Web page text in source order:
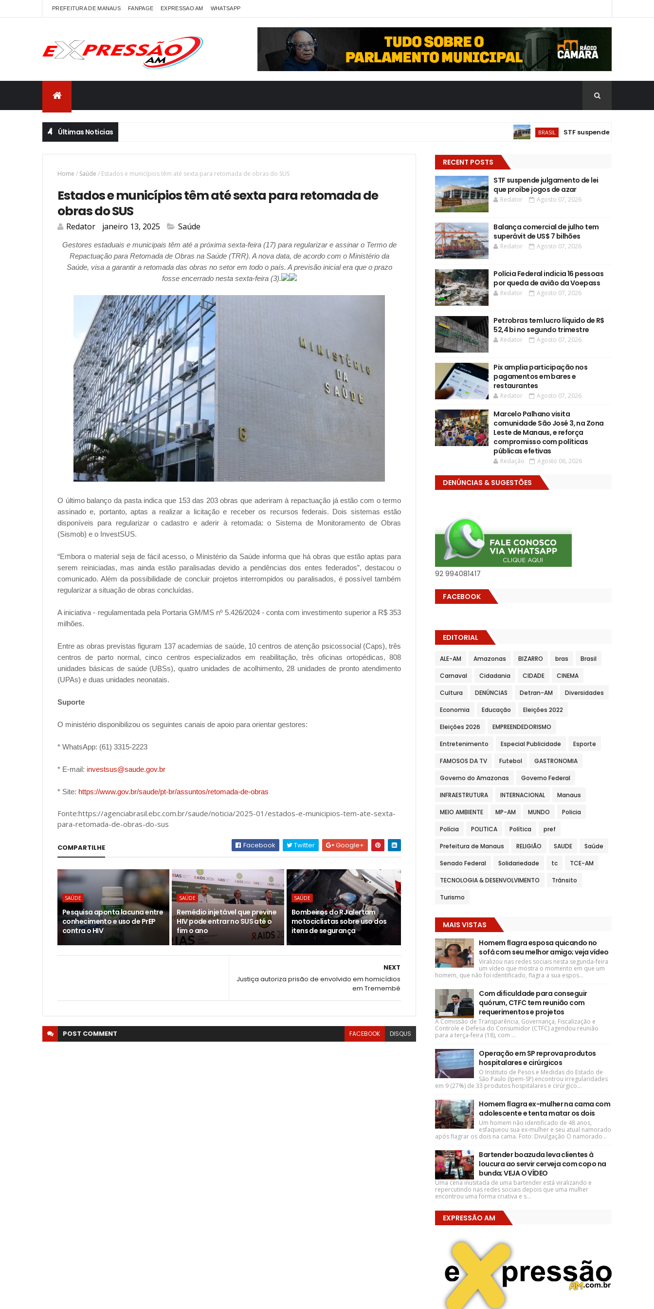
PREFEITURA DE MANAUS FANPAGE EXPRESSAO AM WHATSAPP
Últimas Noticias BRASIL STF suspende julgamento de
Home / Saúde / Estados e municípios têm até sexta para retomada de obras do SUS
Estados e municípios têm até sexta para retomada de
obras do SUS
Redator janeiro 13, 2025 Saúde
Gestores estaduais e municipais têm até a próxima sexta-feira (17) para regularizar e assinar o Termo de
Repactuação para Retomada de Obras na Saúde (TRR). A nova data, de acordo com o Ministério da
Saúde, visa a garantir a retomada das obras no setorem todo o país. A previsão inicial era que o prazo
fosse encerrado nesta sexta-feira (3).
O último balanço da pasta indica que 153 das 203 obras que aderiram à repactuação já estão com o termo
assinado e, portanto, aptas a realizar a licitação e receber os recursos federais. Dois sistemas estão
disponíveis para regularizar o cadastro e aderir à retomada: o Sistema de Monitoramento de Obras
(Sismob) e o InvestSUS.
“Embora o material seja de fácil acesso, o Ministério da Saúde informa que há obras que estão aptas para
serem reiniciadas, mas ainda estão paralisadas devido a pendências dos entes federados”, destacou o
comunicado. Além da possibilidade de concluir projetos interrompidos ou paralisados, é possível também
regularizar a situação de obras concluídas.
A iniciativa - regulamentada pela Portaria GM/MS nº 5.426/2024 - conta com investimento superior a R$ 353
milhões.
Entre as obras previstas figuram 137 academias de saúde, 10 centros de atenção psicossocial (Caps), três
centros de parto normal, cinco centros especializados em reabilitação, três oficinas ortopédicas, 808
unidades básicas de saúde (UBSs), quatro unidades de acolhimento, 28 unidades de pronto atendimento
(UPAs) e duas unidades neonatais.
Suporte
O ministério disponibilizou os seguintes canais de apoio para orientar gestores:
* WhatsApp: (61) 3315-2223
* E-mail: investsus@saude.gov.br
* Site: https://www.gov.br/saude/pt-br/assuntos/retomada-de-obras
Fonte:https://agenciabrasil.ebc.com.br/saude/noticia/2025-01/estados-e-municipios-tem-ate-sexta-
para-retomada-de-obras-do-sus
COMPARTILHE Facebook Twitter Google+
SAÚDE
Pesquisa aponta lacuna entre
conhecimento e uso de PrEP
contra o HIV
SAÚDE
Remédio injetável que previne
HIV pode entrar no SUS até o
fim o ano
SAÚDE
Bombeiros do RJ alertam
motociclistas sobre uso dos
itens de segurança
NEXT
Justiça autoriza prisão de envolvido em homicídios
em Tremembé
POST COMMENT FACEBOOK DISQUS
RECENT POSTS
STF suspende julgamento de lei
que proíbe jogos de azar
Redator Agosto 07, 2026
Balança comercial de julho tem
superávit de US$ 7 bilhões
Redator Agosto 07, 2026
Polícia Federal indicia 16 pessoas
por queda de avião da Voepass
Redator Agosto 07, 2026
Petrobras tem lucro líquido de R$
52,4 bi no segundo trimestre
Redator Agosto 07, 2026
Pix amplia participação nos
pagamentos em bares e
restaurantes
Redator Agosto 07, 2026
Marcelo Palhano visita
comunidade São José 3, na Zona
Leste de Manaus, e reforça
compromisso com políticas
públicas efetivas
Redação Agosto 06, 2026
DENÚNCIAS & SUGESTÕES
92 994081417
FACEBOOK
EDITORIAL
ALE-AM Amazonas BIZARRO bras Brasil
Carnaval Cidadania CIDADE CINEMA
Cultura DENÚNCIAS Detran-AM Diversidades
Economia Educação Eleições 2022
Eleições 2026 EMPREENDEDORISMO
Entretenimento Especial Publicidade Esporte
FAMOSOS DA TV Futebol GASTRONOMIA
Governo do Amazonas Governo Federal
INFRAESTRUTURA INTERNACIONAL Manaus
MEIO AMBIENTE MP-AM MUNDO Policia
Polícia POLITICA Política pref
Prefeitura de Manaus RELIGIÃO SAUDE Saúde
Senado Federal Solidariedade tc TCE-AM
TECNOLOGIA & DESENVOLVIMENTO Trânsito
Turismo
MAIS VISTAS
Homem flagra esposa quicando no
sofá com seu melhor amigo; veja vídeo
Viralizou nas redes sociais nesta segunda-feira
um vídeo que mostra o momento em que um
homem, que não foi identificado, flagra a sua espos...
Com dificuldade para conseguir
quórum, CTFC tem reunião com
requerimentos e projetos
A Comissão de Transparência, Governança, Fiscalização e
Controle e Defesa do Consumidor (CTFC) agendou reunião
para a terça-feira (18), com ...
Operação em SP reprova produtos
hospitalares e cirúrgicos
O Instituto de Pesos e Medidas do Estado de
São Paulo (Ipem-SP) encontrou irregularidades
em 9 (27%) de 33 produtos hospitalares e cirúrgico...
Homem flagra ex-mulher na cama com
adolescente e tenta matar os dois
Um homem não identificado de 48 anos,
esfaqueou sua ex-mulher e seu atual namorado
após flagrar os dois na cama. Foto: Divulgação O namorado...
Bartender boazuda leva clientes à
loucura ao servir cerveja com copo na
bunda; VEJA O VÍDEO
Uma cena inusitada de uma bartender está viralizando e
repercutindo nas redes sociais depois que uma mulher
encontrou uma forma criativa e s...
EXPRESSÃO AM